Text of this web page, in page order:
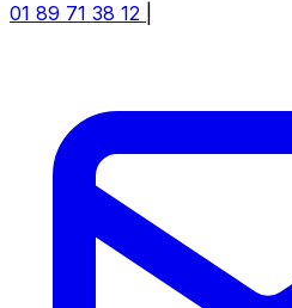
01 89 71 38 12